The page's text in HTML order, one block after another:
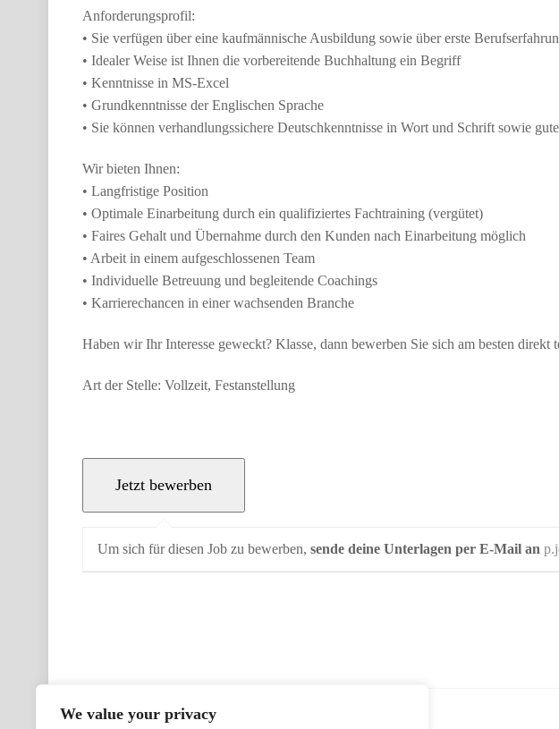
We value your privacy
Anforderungsprofil:
• Sie verfügen über eine kaufmännische Ausbildung sowie über erste
• Idealer Weise ist Ihnen die vorbereitende Buchhaltung ein Begriff
• Kenntnisse in MS-Excel
• Grundkenntnisse der Englischen Sprache
• Sie können verhandlungssichere Deutschkenntnisse in Wort und Schrift sowie
Wir bieten Ihnen:
• Langfristige Position
• Optimale Einarbeitung durch ein qualifiziertes Fachtraining (vergütet)
• Faires Gehalt und Übernahme durch den Kunden nach Einarbeitung möglich
• Arbeit in einem aufgeschlossenen Team
• Individuelle Betreuung und begleitende Coachings
• Karrierechancen in einer wachsenden Branche
Haben wir Ihr Interesse geweckt? Klasse, dann bewerben Sie sich am besten direkt
Art der Stelle: Vollzeit, Festanstellung
Um sich für diesen Job zu bewerben, sende deine Unterlagen per E-Mail an